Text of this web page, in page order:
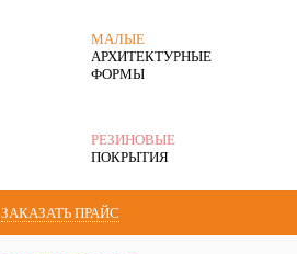
МАЛЫЕ
АРХИТЕКТУРНЫЕ
ФОРМЫ
РЕЗИНОВЫЕ
ПОКРЫТИЯ
ЗАКАЗАТЬ ПРАЙС